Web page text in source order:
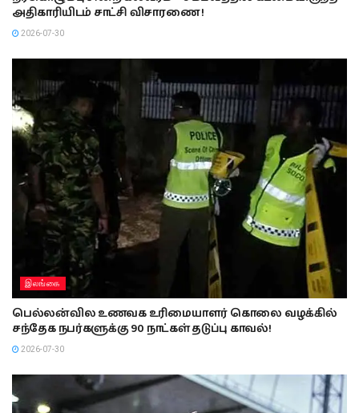
அதிகாரியிடம் சாட்சி விசாரணை !
2026-07-30
இலங்கை
பெல்லன்வில உணவக உரிமையாளர் கொலை வழக்கில்
சந்தேக நபர்களுக்கு 90 நாட்கள் தடுப்பு காவல்!
2026-07-30